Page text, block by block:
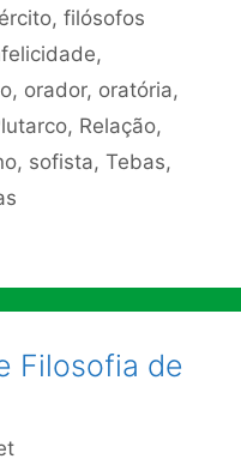
,filósofos
,
, orador, oratória,
, Relação,
, sofista, Tebas,
Filosofia de